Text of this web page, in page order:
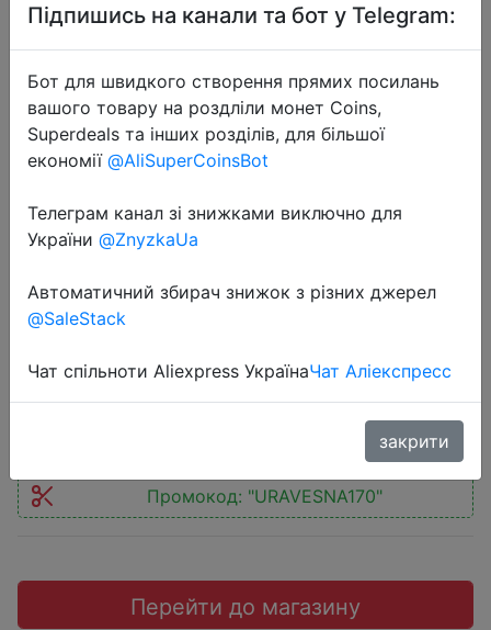
Ножовка по металлу Kubis MetCut
300 мм
$1.98
Промокод: "URAVESNA170"
Перейти до магазину
Підпишись на канали та бот у Telegram:
Бот для швидкого створення прямих посилань
вашого товару на роздліли монет Coins,
Superdeals та інших розділів, для більшої
економії @AliSuperCoinsBot
Телеграм канал зі знижками виключно для
України @ZnyzkaUa
Автоматичний збирач знижок з різних джерел
@SaleStack
Чат спільноти Aliexpress УкраїнаЧат Аліекспресс
закрити